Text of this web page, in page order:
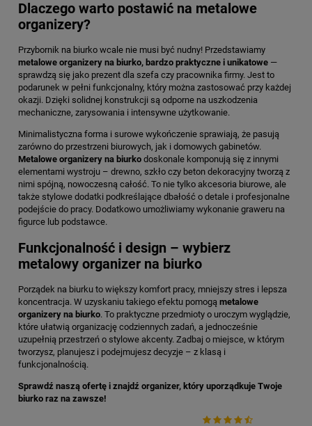
Dlaczego warto postawić na metalowe
organizery?
Przybornik na biurko wcale nie musi być nudny! Przedstawiamy
metalowe organizery na biurko, bardzo praktyczne i unikatowe —
sprawdzą się jako prezent dla szefa czy pracownika firmy. Jest to
podarunek w pełni funkcjonalny, który można zastosować przy każdej
okazji. Dzięki solidnej konstrukcji są odporne na uszkodzenia
mechaniczne, zarysowania i intensywne użytkowanie.
Minimalistyczna forma i surowe wykończenie sprawiają, że pasują
zarówno do przestrzeni biurowych, jak i domowych gabinetów.
Metalowe organizery na biurko doskonale komponują się z innymi
elementami wystroju – drewno, szkło czy beton dekoracyjny tworzą z
nimi spójną, nowoczesną całość. To nie tylko akcesoria biurowe, ale
także stylowe dodatki podkreślające dbałość o detale i profesjonalne
podejście do pracy. Dodatkowo umożliwiamy wykonanie graweru na
figurce lub podstawce.
Funkcjonalność i design – wybierz
metalowy organizer na biurko
Porządek na biurku to większy komfort pracy, mniejszy stres i lepsza
koncentracja. W uzyskaniu takiego efektu pomogą metalowe
organizery na biurko. To praktyczne przedmioty o uroczym wyglądzie,
które ułatwią organizację codziennych zadań, a jednocześnie
uzupełnią przestrzeń o stylowe akcenty. Zadbaj o miejsce, w którym
tworzysz, planujesz i podejmujesz decyzje – z klasą i
funkcjonalnością.
Sprawdź naszą ofertę i znajdź organizer, który uporządkuje Twoje
biurko raz na zawsze!